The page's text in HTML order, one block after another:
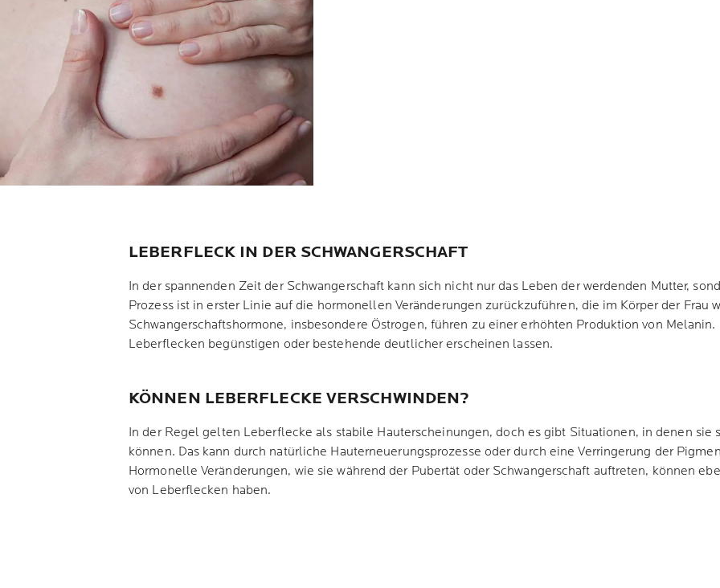
LEBERFLECK IN DER SCHWANGERSCHAFT
In der spannenden Zeit der Schwangerschaft kann sich nicht nur das Leben der werdenden Mutter,
Prozess ist in erster Linie auf die hormonellen Veränderungen zurückzuführen, die im Körper der Frau
Schwangerschaftshormone, insbesondere Östrogen, führen zu einer erhöhten Produktion von
Leberflecken begünstigen oder bestehende deutlicher erscheinen lassen.
KÖNNEN LEBERFLECKE VERSCHWINDEN?
In der Regel gelten Leberflecke als stabile Hauterscheinungen, doch es gibt Situationen, in denen sie
können. Das kann durch natürliche Hauterneuerungsprozesse oder durch eine Verringerung der
Hormonelle Veränderungen, wie sie während der Pubertät oder Schwangerschaft auftreten, können
von Leberflecken haben.